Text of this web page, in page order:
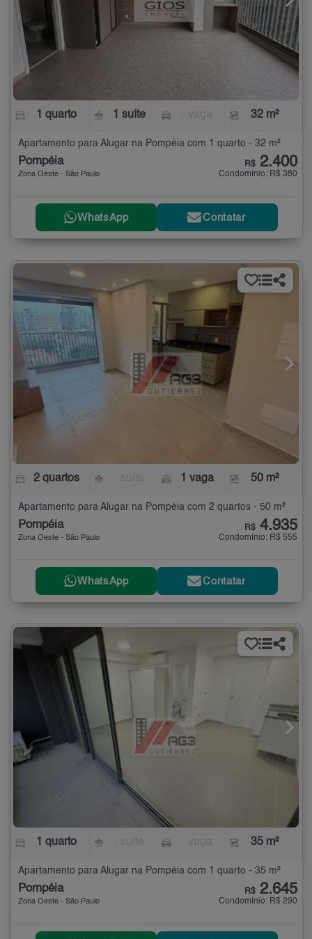
1 quarto 1 suíte 32 m²
Apartamento para Alugar na Pompéia com 1 quarto - 32 m²
Pompéia
Zona Oeste - São Paulo
R$ 2.400
Condomínio: R$ 380
WhatsApp Contatar
2 quartos 1 vaga 50 m²
Apartamento para Alugar na Pompéia com 2 quartos - 50 m²
Pompéia
Zona Oeste - São Paulo
R$ 4.935
Condomínio: R$ 555
WhatsApp Contatar
1 quarto 35 m²
Apartamento para Alugar na Pompéia com 1 quarto - 35 m²
Pompéia
Zona Oeste - São Paulo
R$ 2.645
Condomínio: R$ 290